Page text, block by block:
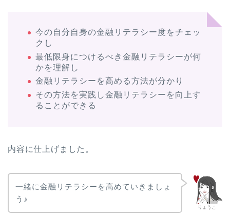
今の自分自身の金融リテラシー度をチェッ
クし
最低限身につけるべき金融リテラシーが何
かを理解し
金融リテラシーを高める方法が分かり
その方法を実践し金融リテラシーを向上す
ることができる
内容に仕上げました。
りょうこ
一緒に金融リテラシーを高めていきましょ
う♪